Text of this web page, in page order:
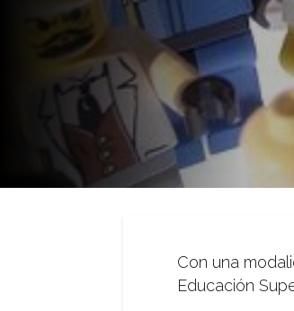
Con una
Educación